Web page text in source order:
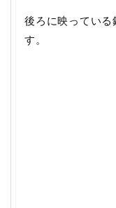
後ろに映ってい
す。